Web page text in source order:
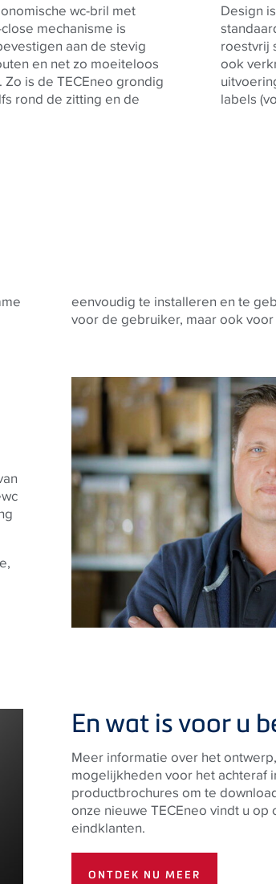
wc-bril met
mechanisme is
aan de stevig
en net zo moeiteloos
is de TECEneo grondig
rond de zitting en de
Design
roestvrij
ook
labels
voor de gebruiker, maar ook
En wat is voor u
Meer informatie over het
mogelijkheden voor het achteraf
productbrochures om te
onze nieuwe TECEneo vindt u
eindklanten.
ONTDEK NU MEER